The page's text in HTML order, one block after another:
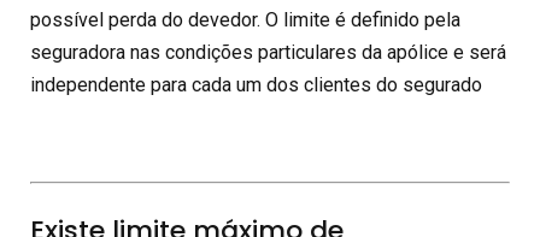
possível perda do devedor. O limite é definido pela
seguradora nas condições particulares da apólice e será
independente para cada um dos clientes do segurado